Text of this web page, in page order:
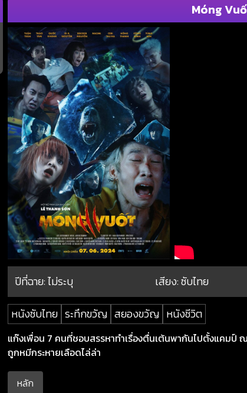
Móng
ปีที่ฉาย:ไม่ระบุ เสียง: ซับไทย
หนังซับไทย ระทึกขวัญ สยองขวัญ หนังชีวิต
แก๊งเพื่อน 7 คนที่ชอบสรรหาทำเรื่องตื่นเต้นพากันไปตั้งแคม
ถูกหมีกระหายเลือดไล่ล่า
หลัก